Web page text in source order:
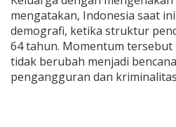
b
a
l
mengatakan, Indonesia saat
demografi, ketika struktur
64 tahun. Momentum
tidak berubah menjadi
pengangguran dan